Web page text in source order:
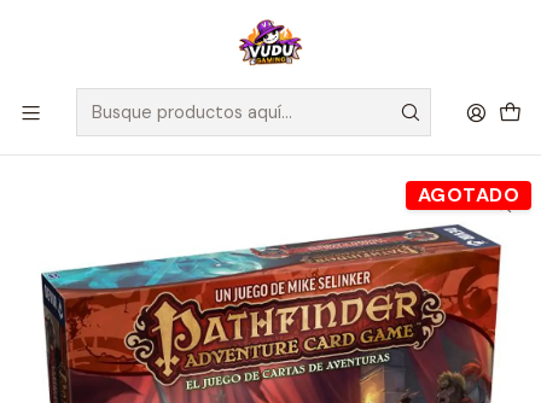
🚀 ¡Despachamos a todo Chile! Envío GRATIS a Regiones sobre
$100.000 y a RM sobre $35.000
Inicio Juegos de Mesa Editorial Devir
Pathfinder: La Maldición del Trono Carmesí - Español
AGOTADO